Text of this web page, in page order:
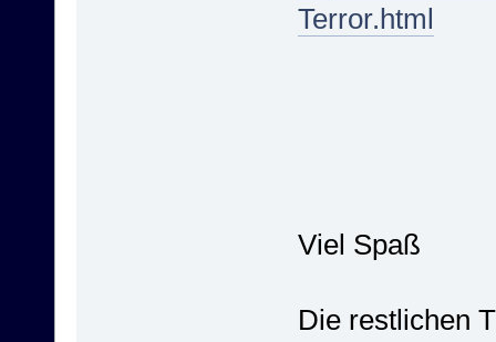
Terror.html
Viel Spaß
Die restlichen